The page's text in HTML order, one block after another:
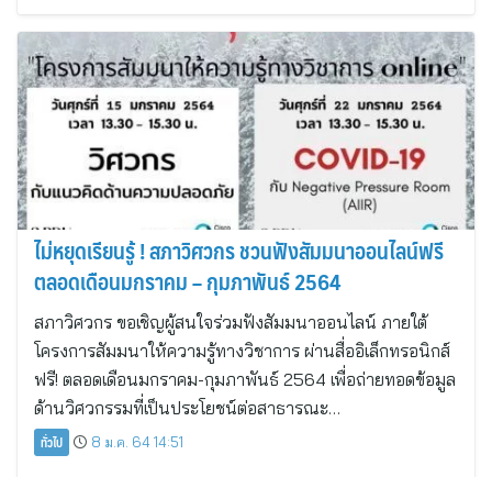
ไม่หยุดเรียนรู้ ! สภาวิศวกร ชวนฟังสัมมนาออนไลน์ฟรี
ตลอดเดือนมกราคม – กุมภาพันธ์ 2564
สภาวิศวกร ขอเชิญผู้สนใจร่วมฟังสัมมนาออนไลน์ ภายใต้
โครงการสัมมนาให้ความรู้ทางวิชาการ ผ่านสื่ออิเล็กทรอนิกส์
ฟรี! ตลอดเดือนมกราคม-กุมภาพันธ์ 2564 เพื่อถ่ายทอดข้อมูล
ด้านวิศวกรรมที่เป็นประโยชน์ต่อสาธารณะ…
ทั่วไป 8 ม.ค. 64 14:51